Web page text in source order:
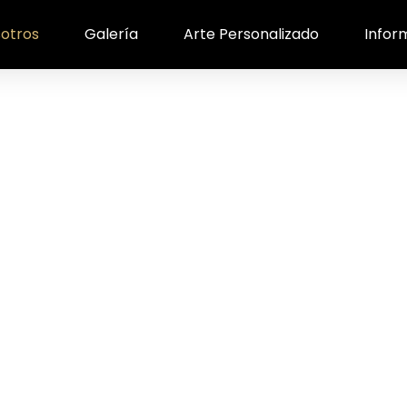
Galería Arte Personalizado
Nosotros